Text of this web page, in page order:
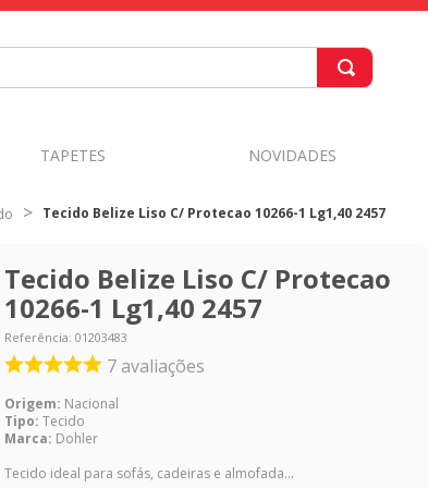
TAPETES NOVIDADES
Tecido Belize Liso C/ Protecao 10266-1 Lg1,40 2457
Tecido Belize Liso C/ Protecao
10266-1 Lg1,40 2457
Referência: 01203483
7 avaliações
Origem: Nacional
Tipo: Tecido
Marca: Dohler
Tecido ideal para sofás, cadeiras e almofada...